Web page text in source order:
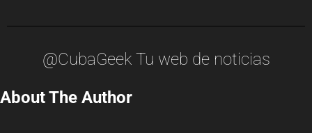
@CubaGeek Tu web de noticias
About The Author